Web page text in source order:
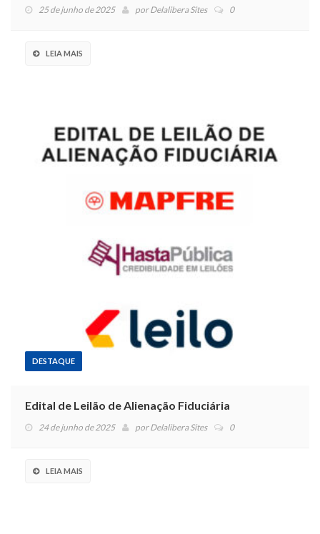
25 de junho de 2025 porDelalibera Sites 0
LEIA MAIS
DESTAQUE
Edital de Leilão de Alienação Fiduciária
24 de junho de 2025 porDelalibera Sites 0
LEIA MAIS